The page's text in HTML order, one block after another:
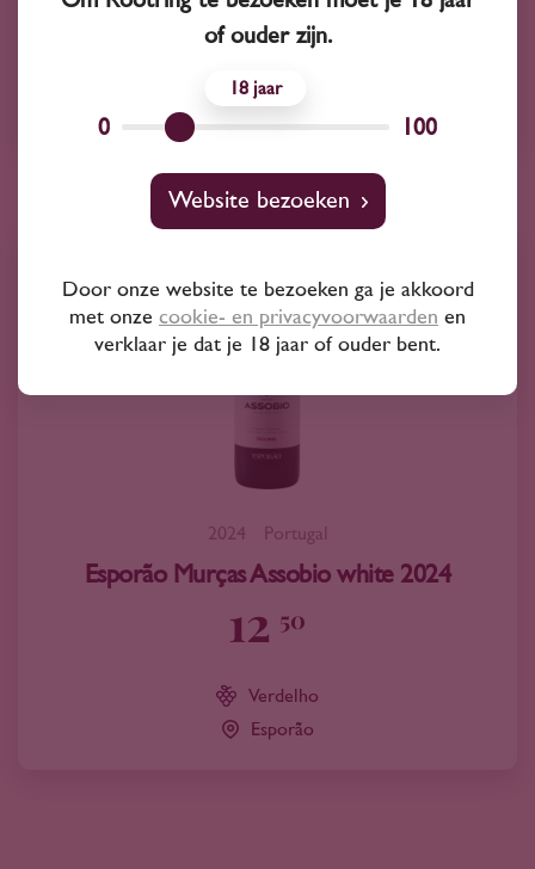
Esporão
2024 Portugal
Esporão Murças Assobio white 2024
12 50
Verdelho
Esporão
of ouder zijn.
0
18
100
Website bezoeken
Door onze website te bezoeken ga je akkoord
met onze cookie- en privacyvoorwaarden en
verklaar je dat je 18 jaar of ouder bent.